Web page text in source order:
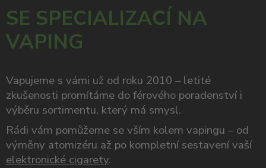
SE SPECIALIZACÍ NA
VAPING
Vapujeme s vámi už od roku 2010 – letité
zkušenosti promítáme do férového poradenství i
výběru sortimentu, který má smysl.
Rádi vám pomůžeme se vším kolem vapingu – od
výměny atomizéru až po kompletní sestavení vaší
elektronické cigarety.